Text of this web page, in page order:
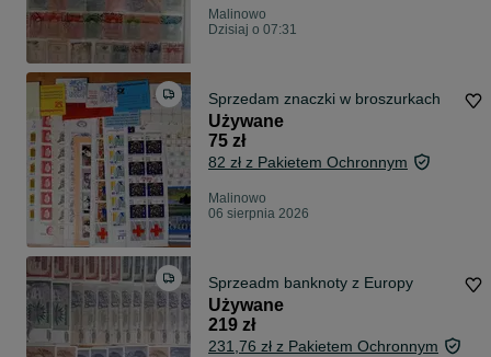
Malinowo
Dzisiaj o 07:31
Sprzedam znaczki w broszurkach
Używane
75 zł
82 zł z Pakietem Ochronnym
Malinowo
06 sierpnia 2026
Sprzeadm banknoty z Europy
Używane
219 zł
231,76 zł z Pakietem Ochronnym